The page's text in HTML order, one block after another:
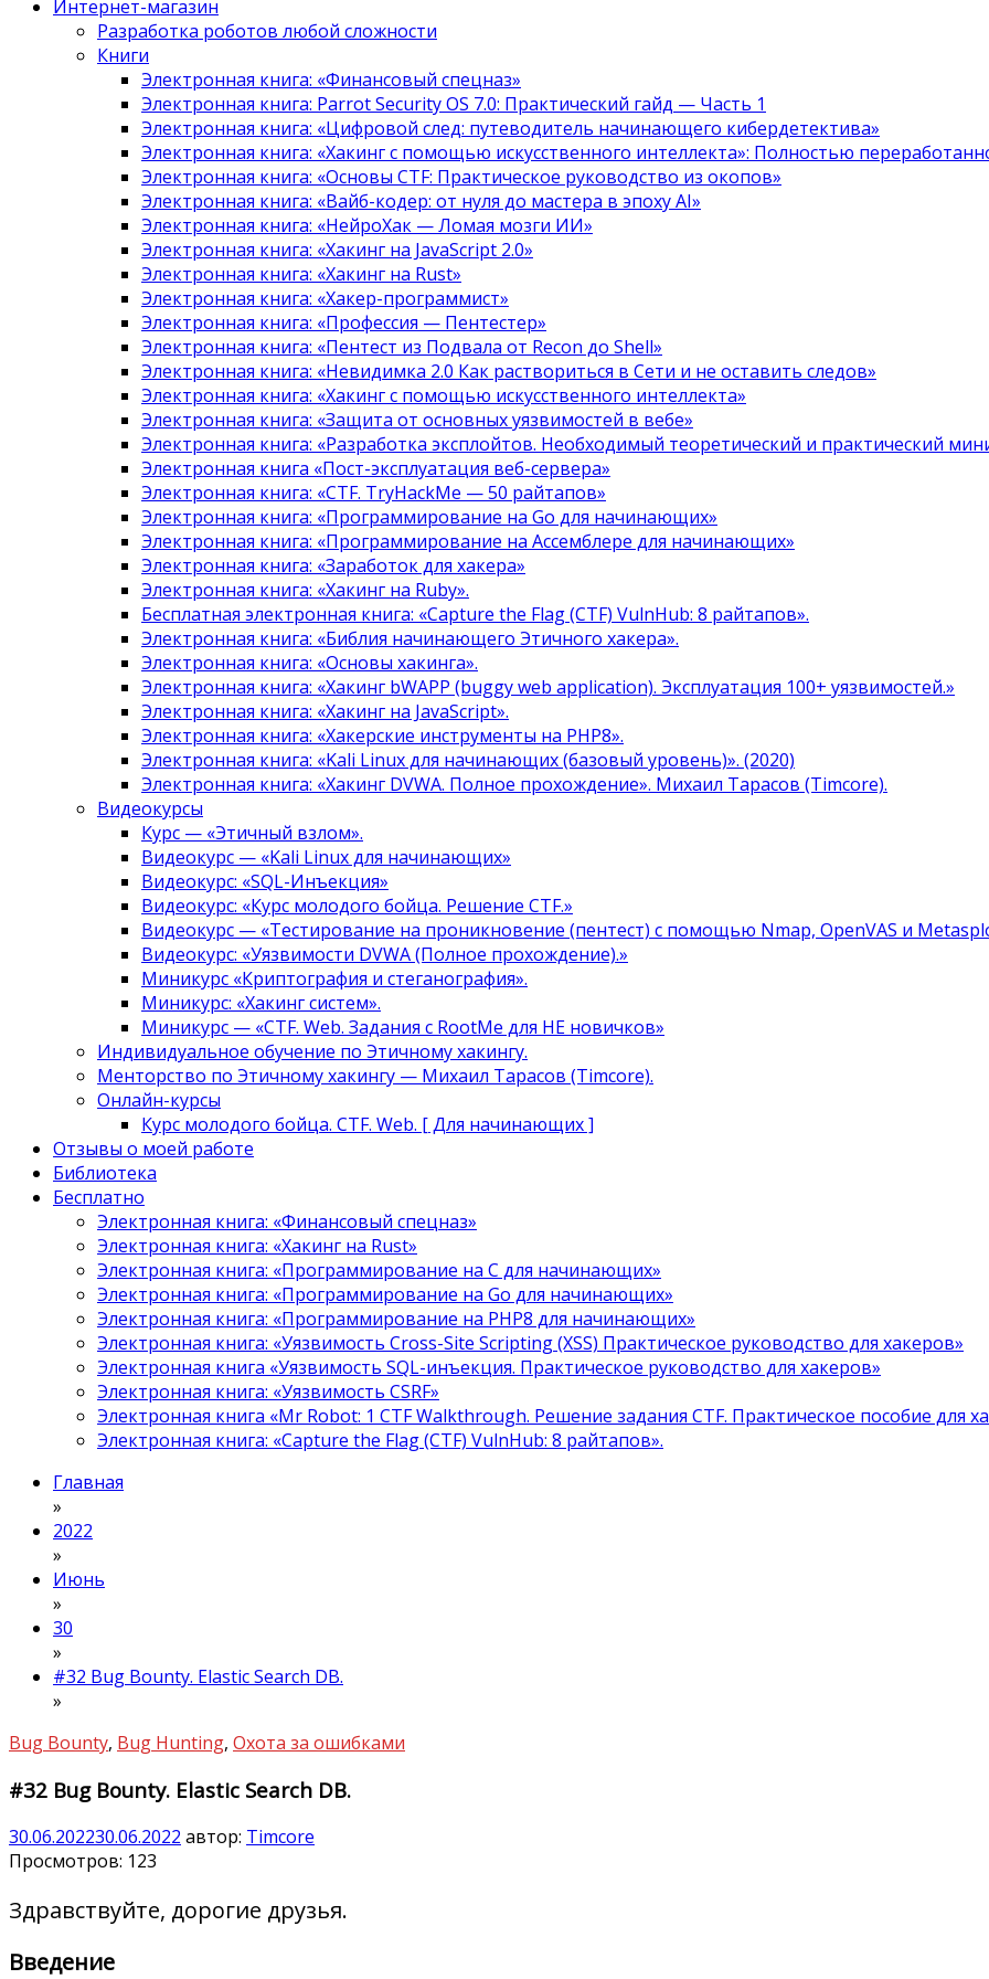
Интернет-магазин
Разработка роботов любой сложности
Книги
Электронная книга: «Финансовый спецназ»
Электронная книга: Parrot Security OS 7.0: Практический гайд — Часть 1
Электронная книга: «Цифровой след: путеводитель начинающего кибердетектива»
Электронная книга: «Хакинг с помощью искусственного интеллекта»: Полностью
Электронная книга: «Основы CTF: Практическое руководство из окопов»
Электронная книга: «Вайб-кодер: от нуля до мастера в эпоху AI»
Электронная книга: «НейроХак — Ломая мозги ИИ»
Электронная книга: «Хакинг на JavaScript 2.0»
Электронная книга: «Хакинг на Rust»
Электронная книга: «Хакер-программист»
Электронная книга: «Профессия — Пентестер»
Электронная книга: «Пентест из Подвала от Recon до Shell»
Электронная книга: «Невидимка 2.0 Как раствориться в Сети и не оставить следов»
Электронная книга: «Хакинг с помощью искусственного интеллекта»
Электронная книга: «Защита от основных уязвимостей в вебе»
Электронная книга: «Разработка эксплойтов. Необходимый теоретический и практический
Электронная книга «Пост-эксплуатация веб-сервера»
Электронная книга: «CTF. TryHackMe — 50 райтапов»
Электронная книга: «Программирование на Go для начинающих»
Электронная книга: «Программирование на Ассемблере для начинающих»
Электронная книга: «Заработок для хакера»
Электронная книга: «Хакинг на Ruby».
Бесплатная электронная книга: «Capture the Flag (CTF) VulnHub: 8 райтапов».
Электронная книга: «Библия начинающего Этичного хакера».
Электронная книга: «Основы хакинга».
Электронная книга: «Хакинг bWAPP (buggy web application). Эксплуатация 100+ уязвимостей.»
Электронная книга: «Хакинг на JavaScript».
Электронная книга: «Хакерские инструменты на PHP8».
Электронная книга: «Kali Linux для начинающих (базовый уровень)». (2020)
Электронная книга: «Хакинг DVWA. Полное прохождение». Михаил Тарасов (Timcore).
Видеокурсы
Курс — «Этичный взлом».
Видеокурс — «Kali Linux для начинающих»
Видеокурс: «SQL-Инъекция»
Видеокурс: «Курс молодого бойца. Решение CTF.»
Видеокурс — «Тестирование на проникновение (пентест) с помощью Nmap, OpenVAS и
Видеокурс: «Уязвимости DVWA (Полное прохождение).»
Миникурс «Криптография и стеганография».
Миникурс: «Хакинг систем».
Миникурс — «CTF. Web. Задания с RootMe для НЕ новичков»
Индивидуальное обучение по Этичному хакингу.
Менторство по Этичному хакингу — Михаил Тарасов (Timcore).
Онлайн-курсы
Курс молодого бойца. CTF. Web. [ Для начинающих ]
Отзывы о моей работе
Библиотека
Бесплатно
Электронная книга: «Финансовый спецназ»
Электронная книга: «Хакинг на Rust»
Электронная книга: «Программирование на C для начинающих»
Электронная книга: «Программирование на Go для начинающих»
Электронная книга: «Программирование на PHP8 для начинающих»
Электронная книга: «Уязвимость Cross-Site Scripting (XSS) Практическое руководство для хакеров»
Электронная книга «Уязвимость SQL-инъекция. Практическое руководство для хакеров»
Электронная книга: «Уязвимость CSRF»
Электронная книга «Mr Robot: 1 CTF Walkthrough. Решение задания CTF. Практическое пособие для
Электронная книга: «Capture the Flag (CTF) VulnHub: 8 райтапов».
Главная
»
2022
»
Июнь
»
30
»
#32 Bug Bounty. Elastic Search DB.
»
Bug Bounty, Bug Hunting, Охота за ошибками
#32 Bug Bounty. Elastic Search DB.
30.06.202230.06.2022 автор: Timcore
Просмотров: 123
Здравствуйте, дорогие друзья.
Введение